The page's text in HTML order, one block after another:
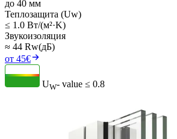
до 40 мм
Теплозащита (Uw)
≤ 1.0 Вт/(м²·K)
Звукоизоляция
≈ 44 Rw(дБ)
от 45€
UW- value ≤ 0.8